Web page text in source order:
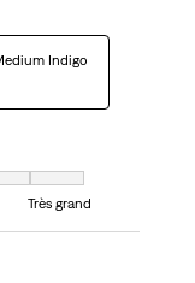
Indigo
égal à Très grand
Très grand